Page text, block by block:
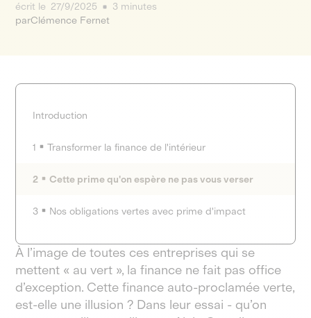
écrit le 27/9/2025
3 minutes
parClémence Fernet
Introduction
1 Transformer la finance de l'intérieur
2 Cette prime qu'on espère ne pas vous verser
3 Nos obligations vertes avec prime d'impact
À l’image de toutes ces entreprises qui se
mettent « au vert », la finance ne fait pas office
d’exception. Cette finance auto-proclamée verte,
est-elle une illusion ? Dans leur essai - qu’on